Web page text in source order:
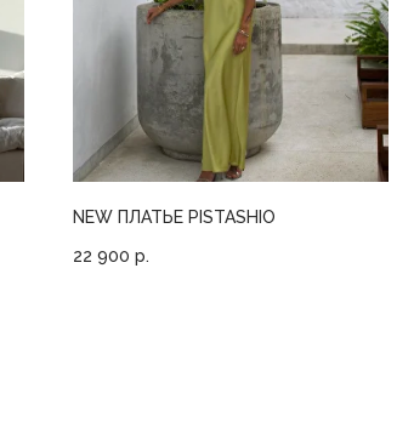
NEW ПЛАТЬЕ PISTASHIO
22 900 р.